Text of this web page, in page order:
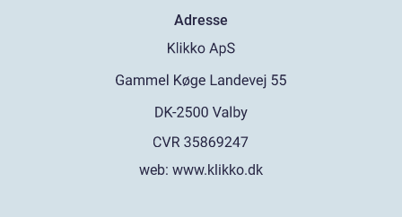
Adresse
web: www.klikko.dk